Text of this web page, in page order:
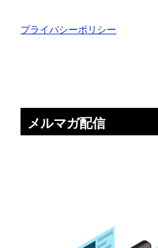
プライバシーポリシー
メルマガ配信